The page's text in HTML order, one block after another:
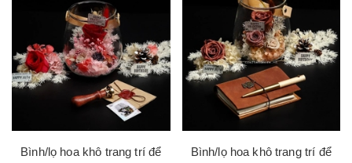
Bình/lọ hoa khô trang trí để
Bình/lọ hoa khô trang trí để